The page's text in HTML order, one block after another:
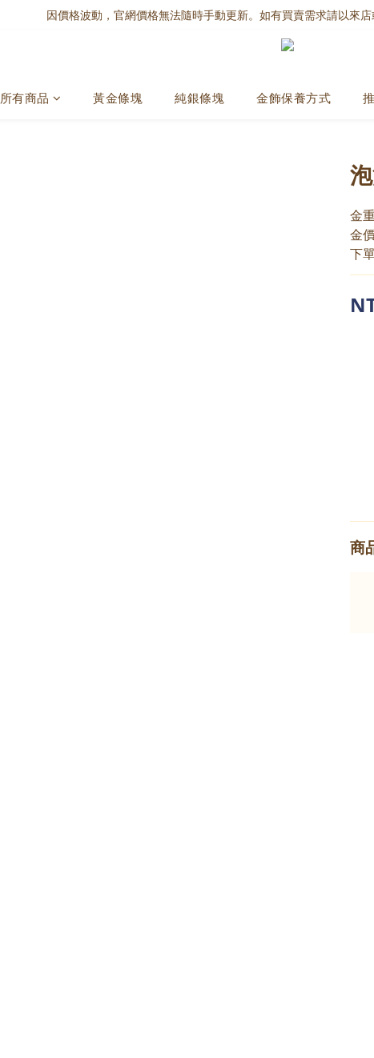
因價格波動，官網價格無法隨時手動更新。如有買賣需求請以來店
所有商品 黃金條塊 純銀條塊 金飾保養方式
金
金
下
商